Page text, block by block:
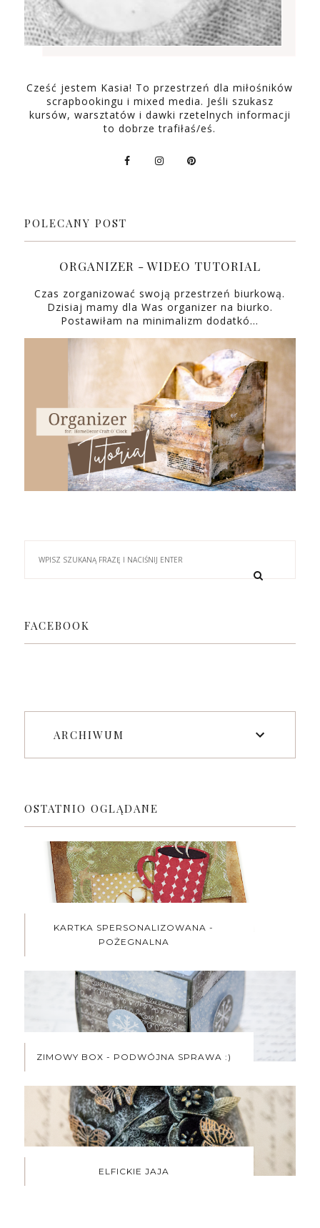
Cześć jestem Kasia! To przestrzeń dla miłośników
scrapbookingu i mixed media. Jeśli szukasz
kursów, warsztatów i dawki rzetelnych informacji
to dobrze trafiłaś/eś.
POLECANY POST
ORGANIZER - WIDEO TUTORIAL
Czas zorganizować swoją przestrzeń biurkową.
Dzisiaj mamy dla Was organizer na biurko.
Postawiłam na minimalizm dodatkó…
FACEBOOK
ARCHIWUM
OSTATNIO OGLĄDANE
KARTKA SPERSONALIZOWANA -
POŻEGNALNA
ZIMOWY BOX - PODWÓJNA SPRAWA :)
ELFICKIE JAJA